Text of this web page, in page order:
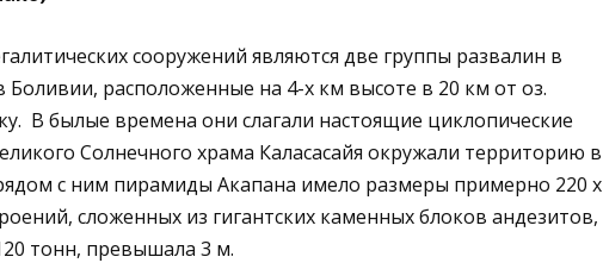
сооружений являются две группы развалин в
Боливии, расположенные на 4-х км высоте в 20 км от оз.
В былые времена они слагали настоящие циклопические
Солнечного храма Каласасайя окружали территорию в
с ним пирамиды Акапана имело размеры примерно 220 х
сложенных из гигантских каменных блоков андезитов,
тонн, превышала 3 м.